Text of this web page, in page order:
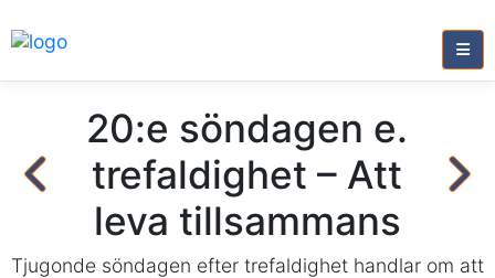
20:e söndagen e.
trefaldighet – Att
leva tillsammans
Tjugonde söndagen efter trefaldighet handlar om att